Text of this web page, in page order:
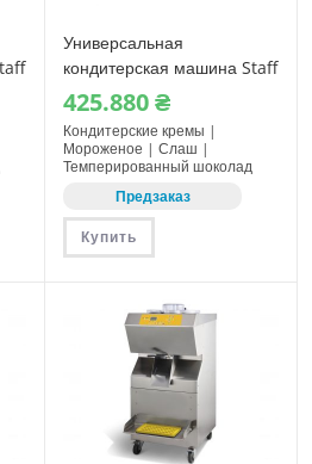
Универсальная
кондитерская машина Staff
RoboCream R51
425.880₴
Кондитерские кремы |
Мороженое | Слаш |
Темперированный шоколад
Предзаказ
Купить